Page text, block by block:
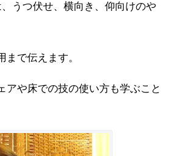
うつ伏せ、横向き、仰向けのや
で伝えます。
アや床での技の使い方も学ぶこと